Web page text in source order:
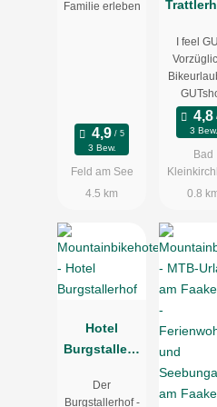
Tennis & Beachvolleyball
Trattlerhof Gäste können auf
sowie am Beachvolleyball-
Hüttenrestaurant Einkehr, auf
Racket schwingen oder
Tennis &
Familie erleben
3 Bew.
Feld am See
4.5 km
I feel
3 Bew.
Bad
0.8
Hotel
Burgstallerh
Der
Burgstallerhof -